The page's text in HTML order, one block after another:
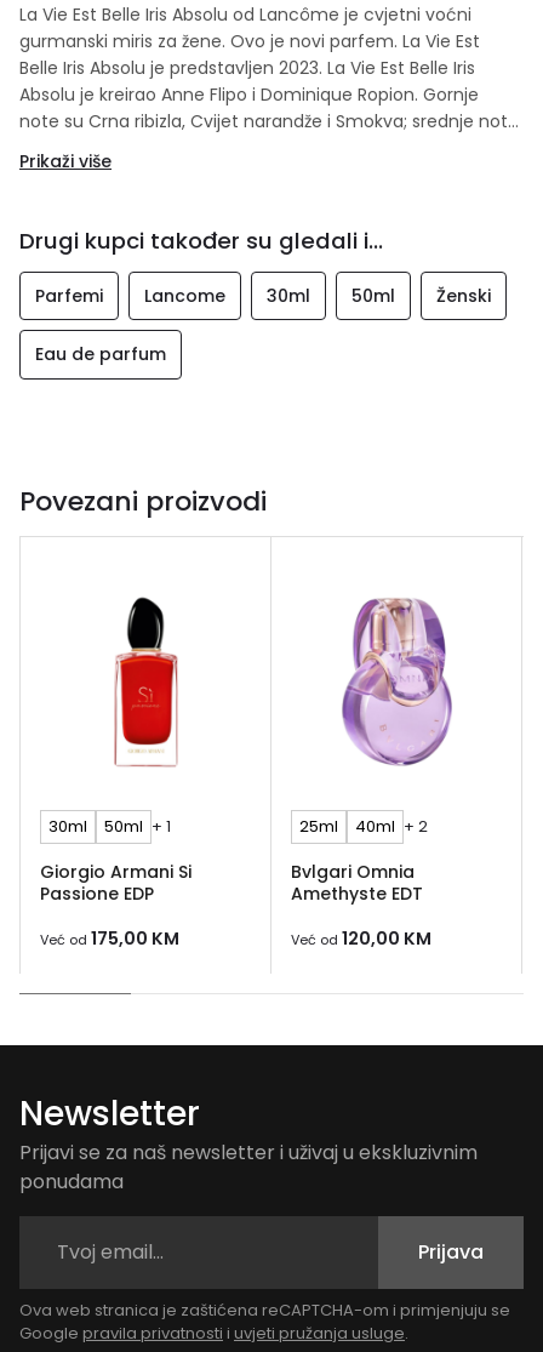
La Vie Est Belle Iris Absolu od Lancôme je cvjetni voćni
gurmanski miris za žene. Ovo je novi parfem. La Vie Est
Belle Iris Absolu je predstavljen 2023. La Vie Est Belle Iris
Absolu je kreirao Anne Flipo i Dominique Ropion. Gornje
note su Crna ribizla, Cvijet narandže i Smokva; srednje note
akord i pačuli.
Prikaži više
Drugi kupci također su gledali i...
Parfemi Lancome 30ml 50ml Ženski
Eau de parfum
Povezani proizvodi
30ml 50ml + 1
Giorgio Armani Si
Passione EDP
Već od 175,00 KM
25ml 40ml + 2
Bvlgari Omnia
Amethyste EDT
Već od 120,00 KM
Newsletter
Prijavi se za naš newsletter i uživaj u ekskluzivnim
ponudama
Prijava
Ova web stranica je zaštićena reCAPTCHA-om i primjenjuju se
Google pravila privatnosti i uvjeti pružanja usluge.